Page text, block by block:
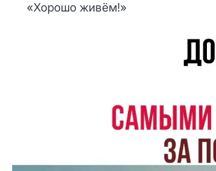
«Хорошо живём!»